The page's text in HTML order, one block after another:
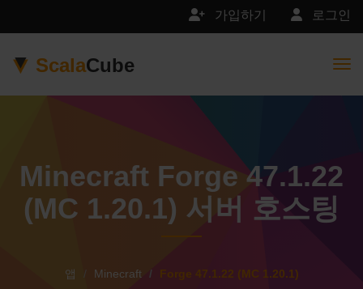
로그인
가입하기
ScalaCube
Minecraft Forge 47.1.22
(MC 1.20.1) 서버 호스팅
앱 Minecraft Forge 47.1.22 (MC 1.20.1)